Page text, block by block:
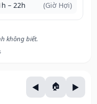
– 22h (Giờ Hợi)
không biết.